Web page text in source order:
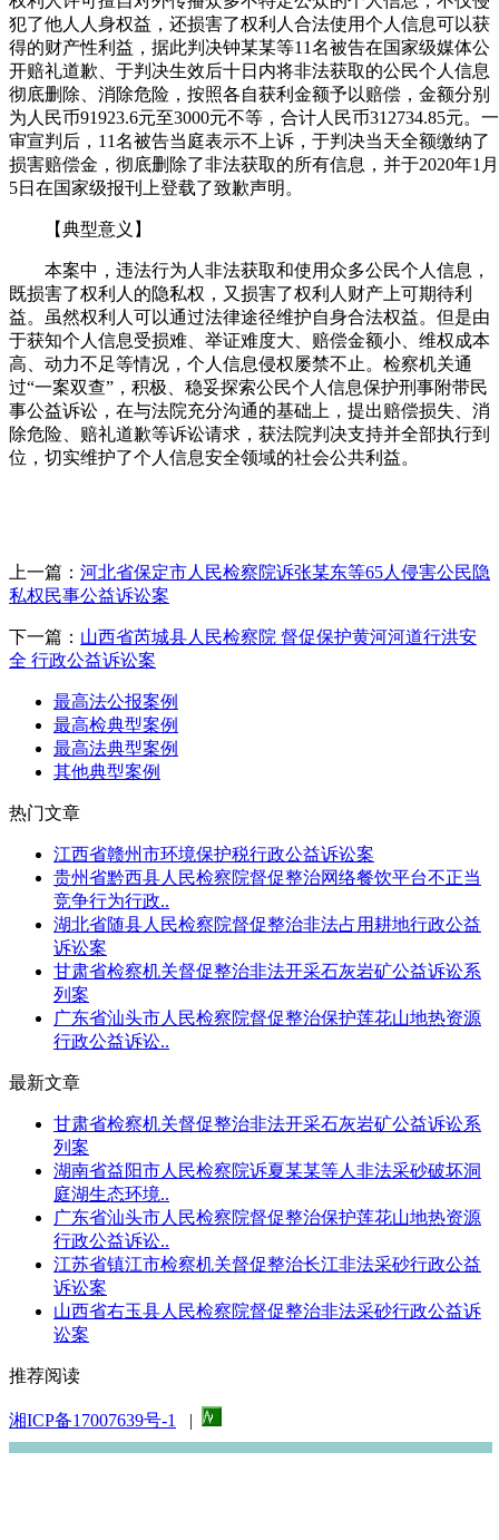
犯了他人人身权益，还损害了权利人合法使用个人信息可以获
得的财产性利益，据此判决钟某某等11名被告在国家级媒体公
开赔礼道歉、于判决生效后十日内将非法获取的公民个人信息
彻底删除、消除危险，按照各自获利金额予以赔偿，金额分别
为人民币91923.6元至3000元不等，合计人民币312734.85元。一
审宣判后，11名被告当庭表示不上诉，于判决当天全额缴纳了
损害赔偿金，彻底删除了非法获取的所有信息，并于2020年1月
5日在国家级报刊上登载了致歉声明。
【典型意义】
本案中，违法行为人非法获取和使用众多公民个人信息，
既损害了权利人的隐私权，又损害了权利人财产上可期待利
益。虽然权利人可以通过法律途径维护自身合法权益。但是由
于获知个人信息受损难、举证难度大、赔偿金额小、维权成本
高、动力不足等情况，个人信息侵权屡禁不止。检察机关通
过“一案双查”，积极、稳妥探索公民个人信息保护刑事附带民
事公益诉讼，在与法院充分沟通的基础上，提出赔偿损失、消
除危险、赔礼道歉等诉讼请求，获法院判决支持并全部执行到
位，切实维护了个人信息安全领域的社会公共利益。
上一篇： 河北省保定市人民检察院诉张某东等65人侵害公民隐
私权民事公益诉讼案
下一篇： 山西省芮城县人民检察院 督促保护黄河河道行洪安
全 行政公益诉讼案
最高法公报案例
最高检典型案例
最高法典型案例
其他典型案例
热门文章
江西省赣州市环境保护税行政公益诉讼案
贵州省黔西县人民检察院督促整治网络餐饮平台不正当
竞争行为行政..
湖北省随县人民检察院督促整治非法占用耕地行政公益
诉讼案
甘肃省检察机关督促整治非法开采石灰岩矿公益诉讼系
列案
广东省汕头市人民检察院督促整治保护莲花山地热资源
行政公益诉讼..
最新文章
甘肃省检察机关督促整治非法开采石灰岩矿公益诉讼系
列案
湖南省益阳市人民检察院诉夏某某等人非法采砂破坏洞
庭湖生态环境..
广东省汕头市人民检察院督促整治保护莲花山地热资源
行政公益诉讼..
江苏省镇江市检察机关督促整治长江非法采砂行政公益
诉讼案
山西省右玉县人民检察院督促整治非法采砂行政公益诉
讼案
推荐阅读
湘ICP备17007639号-1 |